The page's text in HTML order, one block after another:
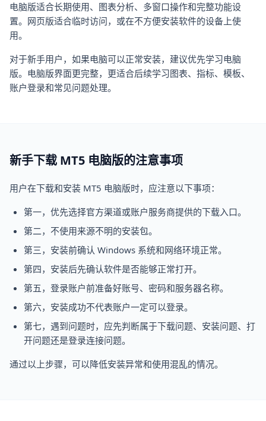
电脑版适合长期使用、图表分析、多窗口操作和完整功能设
置。网页版适合临时访问，或在不方便安装软件的设备上使
用。
对于新手用户，如果电脑可以正常安装，建议优先学习电脑
版。电脑版界面更完整，更适合后续学习图表、指标、模板、
账户登录和常见问题处理。
新手下载 MT5 电脑版的注意事项
用户在下载和安装 MT5 电脑版时，应注意以下事项：
第一，优先选择官方渠道或账户服务商提供的下载入口。
第二，不使用来源不明的安装包。
第三，安装前确认 Windows 系统和网络环境正常。
第四，安装后先确认软件是否能够正常打开。
第五，登录账户前准备好账号、密码和服务器名称。
第六，安装成功不代表账户一定可以登录。
第七，遇到问题时，应先判断属于下载问题、安装问题、打
开问题还是登录连接问题。
通过以上步骤，可以降低安装异常和使用混乱的情况。